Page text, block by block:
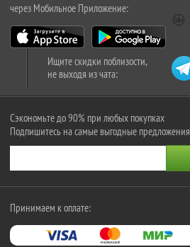
через Мобильное Приложение:
Ищите скидки поблизости,
не выходя из чата:
Сэкономьте до 90% при любых покупках
Подпишитесь на самые выгодные предложения
Принимаем к оплате: